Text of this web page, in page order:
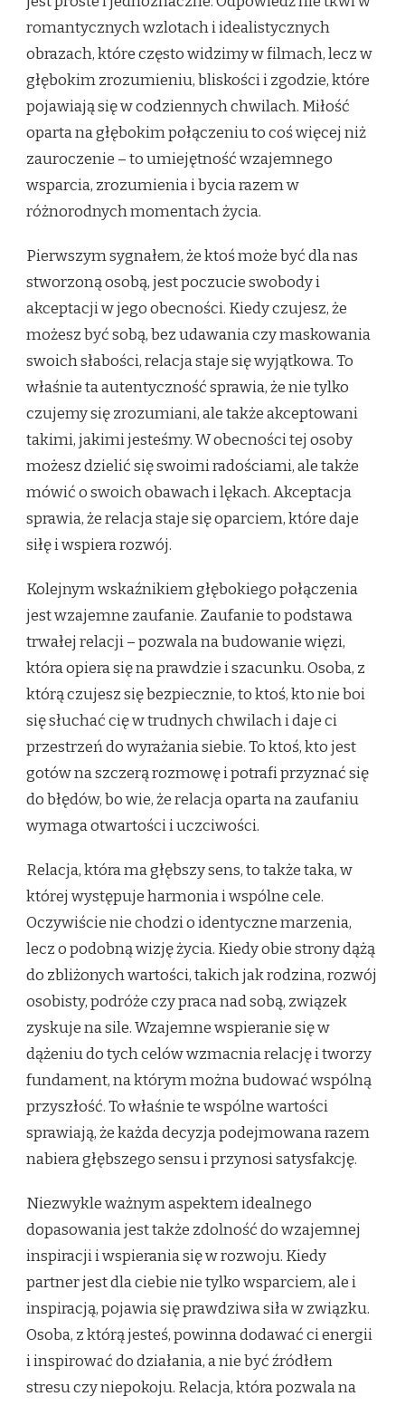
JESTEŚCIE
DLA
SIEBIE
STWORZENI
romantycznych wzlotach i idealistycznych
obrazach, które często widzimy w filmach, lecz w
głębokim zrozumieniu, bliskości i zgodzie, które
pojawiają się w codziennych chwilach. Miłość
oparta na głębokim połączeniu to coś więcej niż
zauroczenie – to umiejętność wzajemnego
wsparcia, zrozumienia i bycia razem w
różnorodnych momentach życia.
Pierwszym sygnałem, że ktoś może być dla nas
stworzoną osobą, jest poczucie swobody i
akceptacji w jego obecności. Kiedy czujesz, że
możesz być sobą, bez udawania czy maskowania
swoich słabości, relacja staje się wyjątkowa. To
właśnie ta autentyczność sprawia, że nie tylko
czujemy się zrozumiani, ale także akceptowani
takimi, jakimi jesteśmy. W obecności tej osoby
możesz dzielić się swoimi radościami, ale także
mówić o swoich obawach i lękach. Akceptacja
sprawia, że relacja staje się oparciem, które daje
siłę i wspiera rozwój.
Kolejnym wskaźnikiem głębokiego połączenia
jest wzajemne zaufanie. Zaufanie to podstawa
trwałej relacji – pozwala na budowanie więzi,
która opiera się na prawdzie i szacunku. Osoba, z
którą czujesz się bezpiecznie, to ktoś, kto nie boi
się słuchać cię w trudnych chwilach i daje ci
przestrzeń do wyrażania siebie. To ktoś, kto jest
gotów na szczerą rozmowę i potrafi przyznać się
do błędów, bo wie, że relacja oparta na zaufaniu
wymaga otwartości i uczciwości.
Relacja, która ma głębszy sens, to także taka, w
której występuje harmonia i wspólne cele.
Oczywiście nie chodzi o identyczne marzenia,
lecz o podobną wizję życia. Kiedy obie strony dążą
do zbliżonych wartości, takich jak rodzina, rozwój
osobisty, podróże czy praca nad sobą, związek
zyskuje na sile. Wzajemne wspieranie się w
dążeniu do tych celów wzmacnia relację i tworzy
fundament, na którym można budować wspólną
przyszłość. To właśnie te wspólne wartości
sprawiają, że każda decyzja podejmowana razem
nabiera głębszego sensu i przynosi satysfakcję.
Niezwykle ważnym aspektem idealnego
dopasowania jest także zdolność do wzajemnej
inspiracji i wspierania się w rozwoju. Kiedy
partner jest dla ciebie nie tylko wsparciem, ale i
inspiracją, pojawia się prawdziwa siła w związku.
Osoba, z którą jesteś, powinna dodawać ci energii
i inspirować do działania, a nie być źródłem
stresu czy niepokoju. Relacja, która pozwala na